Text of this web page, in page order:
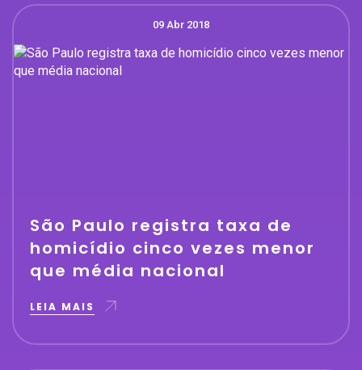
09 Abr 2018
São Paulo registra taxa de
homicídio cinco vezes menor
que média nacional
LEIA MAIS